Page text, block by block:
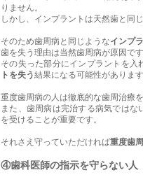
りません。
しかし、インプラントは天然歯と同
そのため歯周病と同じようなインプ
歯を失う理由は当然歯周病が原因で
その失った部分にインプラントを入
トを失う結果になる可能性がありま
重度歯周病の人は徹底的な歯周治療
また、歯周病は完治する病気では
を受けることが重要です。
それさえ守っていただければ重度歯
④歯科医師の指示を守らない人